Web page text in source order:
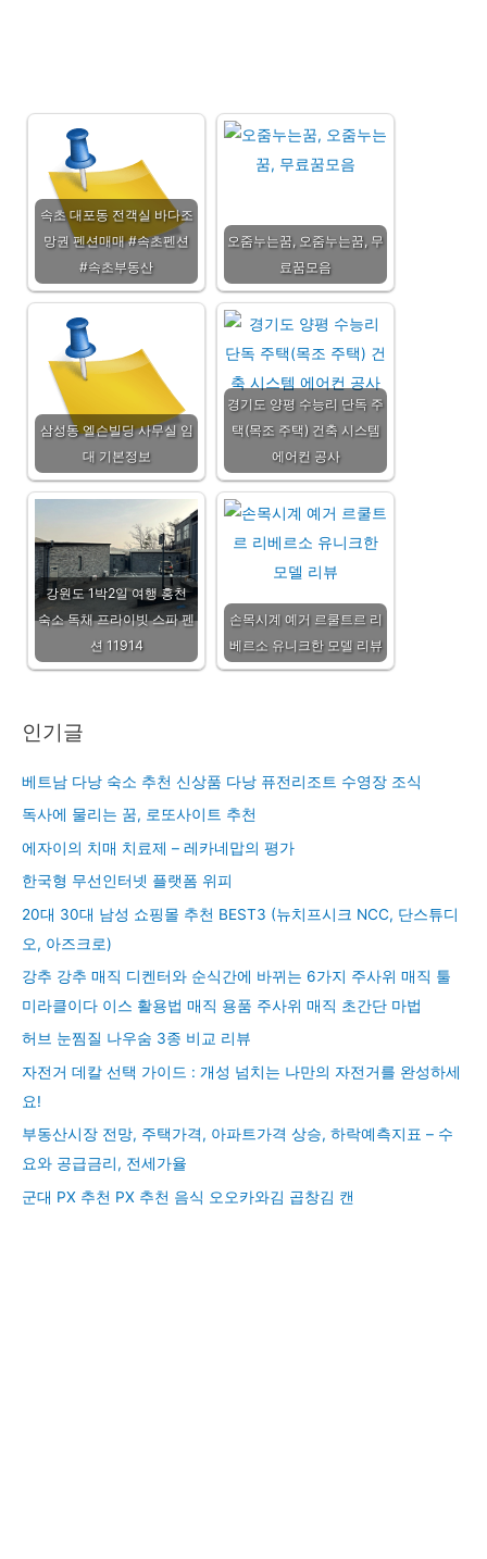
속초 대포동 전객실 바다조
망권 펜션매매 #속초펜션
#속초부동산
오줌누는꿈, 오줌누는꿈, 무
료꿈모음
삼성동 엘슨빌딩 사무실 임
대 기본정보
경기도 양평 수능리 단독 주
택(목조 주택) 건축 시스템
에어컨 공사
강원도 1박2일 여행 홍천
숙소 독채 프라이빗 스파 펜
션 11914
손목시계 예거 르쿨트르 리
베르소 유니크한 모델 리뷰
인기글
베트남 다낭 숙소 추천 신상품 다낭 퓨전리조트 수영장 조식
독사에 물리는 꿈, 로또사이트 추천
에자이의 치매 치료제 – 레카네맙의 평가
한국형 무선인터넷 플랫폼 위피
20대 30대 남성 쇼핑몰 추천 BEST3 (뉴치프시크 NCC, 단스튜디
오, 아즈크로)
강추 강추 매직 디켄터와 순식간에 바뀌는 6가지 주사위 매직 툴
미라클이다 이스 활용법 매직 용품 주사위 매직 초간단 마법
허브 눈찜질 나우숨 3종 비교 리뷰
자전거 데칼 선택 가이드 : 개성 넘치는 나만의 자전거를 완성하세
요!
부동산시장 전망, 주택가격, 아파트가격 상승, 하락예측지표 – 수
요와 공급금리, 전세가율
군대 PX 추천 PX 추천 음식 오오카와김 곱창김 캔